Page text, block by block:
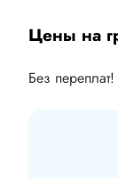
Цены на
Без